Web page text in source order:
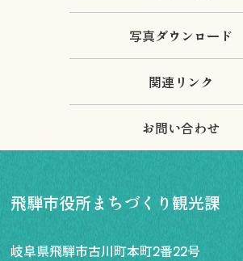
写真ダウンロード
関連リンク
お問い合わせ
飛騨市役所まちづくり観光課
岐阜県飛騨市古川町本町2番22号